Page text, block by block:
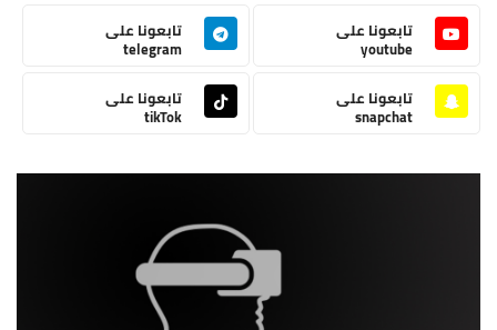
تابعونا على
youtube
تابعونا على
telegram
تابعونا على
snapchat
تابعونا على
tikTok